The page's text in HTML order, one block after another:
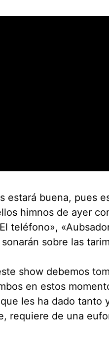
estará buena, pues
himnos de ayer
teléfono»,
sobre las
show debemos
en estos
les ha dado tanto
requiere de una